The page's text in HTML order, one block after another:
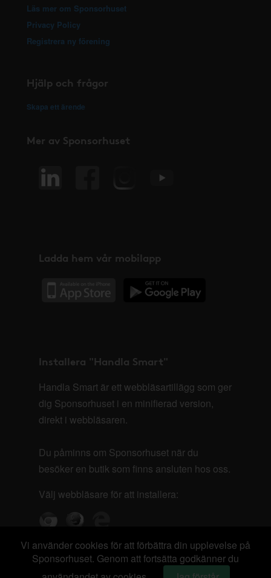
Läs mer om Sponsorhuset
Privacy Policy
Registrera ny förening
Hjälp och frågor
Skapa ett ärende
Mer av Sponsorhuset
Ladda hem vår mobilapp
Installera "Handla Smart"
Handla Smart är ett webbläsartillägg som ger
dig Sponsorhuset i en minifierad version,
direkt i webbläsaren.
Du påminns om Sponsorhuset när du
besöker en butik som finns ansluten hos oss.
Välj webbläsare för att installera:
Vi använder cookies för att förbättra din upplevelse på
Sponsorhuset. Genom att fortsätta godkänner du